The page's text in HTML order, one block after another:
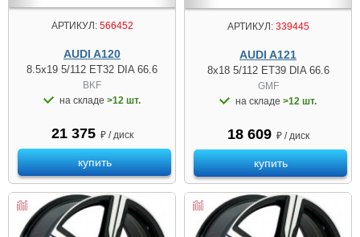
АРТИКУЛ:566452
AUDI A120
8.5x19 5/112 ET32 DIA 66.6
BKF
на складе >12 шт.
21 375 ₽ / диск
купить
АРТИКУЛ:339445
AUDI A121
8x18 5/112 ET39 DIA 66.6
GMF
на складе >12 шт.
18 609 ₽ / диск
купить